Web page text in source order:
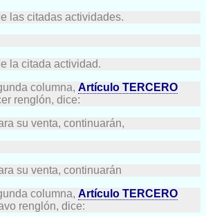
las citadas actividades.
la citada actividad.
columna, Artículo TERCERO
renglón, dice:
su venta, continuarán,
su venta, continuarán
columna, Artículo TERCERO
renglón, dice: